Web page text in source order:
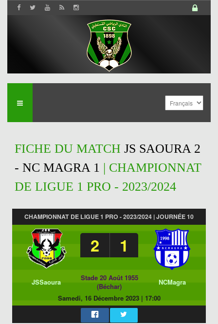
FICHE DU MATCH JS SAOURA 2
- NC MAGRA 1 | CHAMPIONNAT
DE LIGUE 1 PRO - 2023/2024
CHAMPIONNAT DE LIGUE 1 PRO - 2023/2024 | JOURNÉE 10
2 1
JSSaoura
Stade 20 Août 1955
(Béchar)
NCMagra
Samedi, 16 Décembre 2023| 17:00